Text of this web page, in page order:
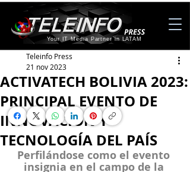
Your IT Media Partner in LATAM
ACTIVATECH BOLIVIA 2023:
PRINCIPAL EVENTO DE
INNOVACIÓN Y
TECNOLOGÍA DEL PAÍS
Teleinfo Press
21 nov 2023
Perfilándose como el evento
insignia en el campo de la